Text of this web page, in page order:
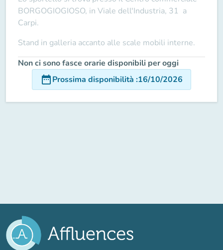
BORGOGIOGIOSO, in Viale dell'Industria, 31 a
Carpi.
Stand in galleria accanto alle scale mobili interne.
Non ci sono fasce orarie disponibili per oggi
date_rangeProssima disponibilità :16/10/2026